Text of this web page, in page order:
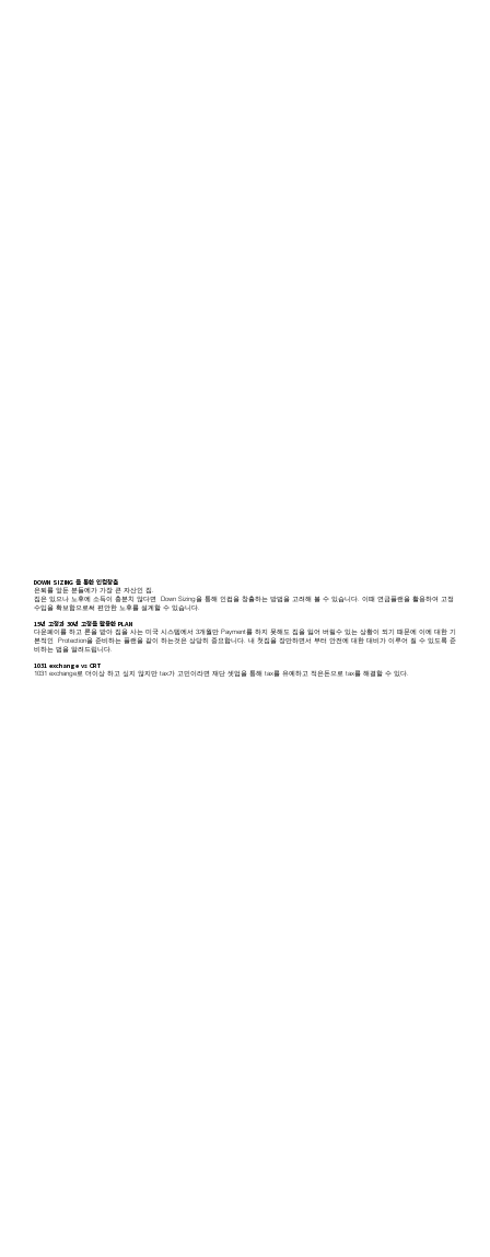
DOWN SIZING 을 통한 인컴창출
은퇴를 앞둔 분들에가 가장 큰 자산인 집.
집은 있으나 노후에 소득이 충분치 않다면 Down Sizing을 통해 인컴을 창출하는 방법을 고려해 볼 수 있습니다. 이때 연금플랜을 활용하여 고정
수입을 확보함으로써 편안한 노후를 설계할 수 있습니다.
15년 고정과 30년 고정을 활용한 PLAN
다운페이를 하고 론을 받아 집을 사는 미국 시스템에서 3개월만 Payment를 하지 못해도 집을 잃어 버릴수 있는 상황이 되기 때문에 이에 대한 기
본적인 Protection을 준비하는 플랜을 같이 하는것은 상당히 중요합니다. 내 첫집을 장만하면서 부터 안전에 대한 대비가 이루어 질 수 있도록 준
비하는 법을 알려드립니다.
1031 exchange vs CRT
1031 exchange로 더이상 하고 싶지 않지만 tax가 고민이라면 재단 셋업을 통해 tax를 유예하고 적은돈으로 tax를 해결할 수 있다.